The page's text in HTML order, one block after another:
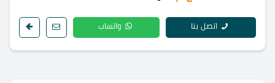
اتصل بنا واتساب